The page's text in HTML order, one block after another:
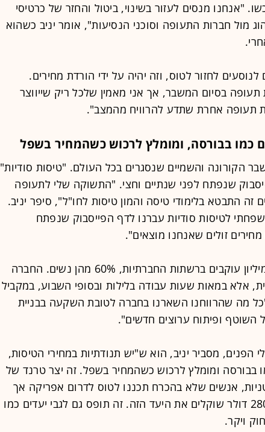
"אנחנו מנסים לעזור בשינוי, ביטול והחזר של כרטיסי
מול חברות התעופה וסוכני הנסיעות", אומר יניב כשהוא
לחזור לטוס, וזה יהיה על ידי הורדת מחירים.
בסיום המשבר, אך אני מאמין שלכל ריק שייווצר
תעופה אחרת שתדע להרוויח מהמצב".
כמו בבורסה, ומומלץ לרכוש כשהמחיר בשפל
הקורונה והשמיים שנסגרים בכל העולם. "טיסות סודיות"
שנפתח לפני שנתיים וחצי. "התשוקה שלי לתעופה
זה התבטא בלימודי טיסה והמון טיסות לחו"ל", סיפר יניב.
לטיסות סודיות עברנו לדף הפייסבוק שנפתח
זולים שאנחנו מוצאים".
כיום ל"טיסות סודיות" יש מיליון עוקבים ברשתות החברתיות, 60% מהן נשים. החברה
אלא במאות שעות עבודה בלילות ובסופי השבוע, במקביל
מה שהרווחנו השארנו בחברה לטובת השקעה בבניית
השוטף ופיתוח ערוצים חדשים".
הפנים, מסביר יניב, הוא ש"יש תנודתיות במחירי הטיסות,
בבורסה ומומלץ לרכוש כשהמחיר בשפל. זה יצר טרנד של
אנשים שלא בהכרח תכננו לטוס לדרום אפריקה אך
נתקלו בתעריף נמוך של 280 דולר שוקלים את היעד הזה. זה תופס גם לגבי יעדים כמו
ויקר.